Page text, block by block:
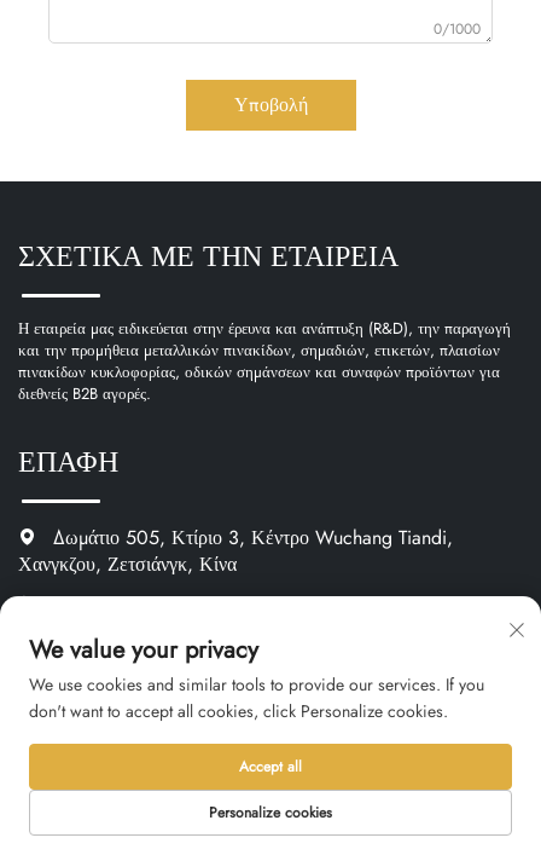
0/1000
Υποβολή
ΣΧΕΤΙΚΑ ΜΕ ΤΗΝ ΕΤΑΙΡΕΙΑ
Η εταιρεία μας ειδικεύεται στην έρευνα και ανάπτυξη (R&D), την παραγωγή
και την προμήθεια μεταλλικών πινακίδων, σημαδιών, ετικετών, πλαισίων
πινακίδων κυκλοφορίας, οδικών σημάνσεων και συναφών προϊόντων για
διεθνείς B2B αγορές.
ΕΠΑΦΗ
Δωμάτιο 505, Κτίριο 3, Κέντρο Wuchang Tiandi,
Χανγκζου, Ζετσιάνγκ, Κίνα
+86-13346185958
[email protected]
https://www.oemnameplate.com
Κατηγορία Προϊόντος
We value your privacy
We use cookies and similar tools to provide our services. If you
don't want to accept all cookies, click Personalize cookies.
Personalize cookies
Accept all